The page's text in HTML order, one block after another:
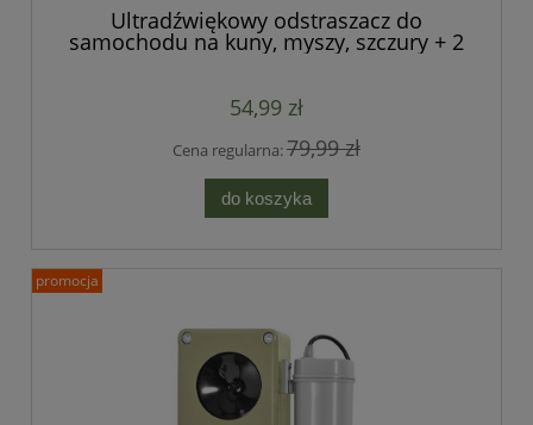
Ultradźwiękowy odstraszacz do
samochodu na kuny, myszy, szczury + 2
mocne głośniki
54,99 zł
Cena regularna:79,99 zł
do koszyka
promocja